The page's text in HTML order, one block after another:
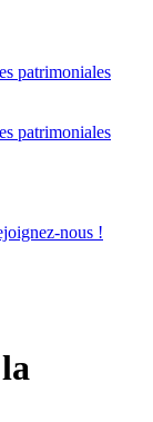
patrimoniales
patrimoniales
nous !